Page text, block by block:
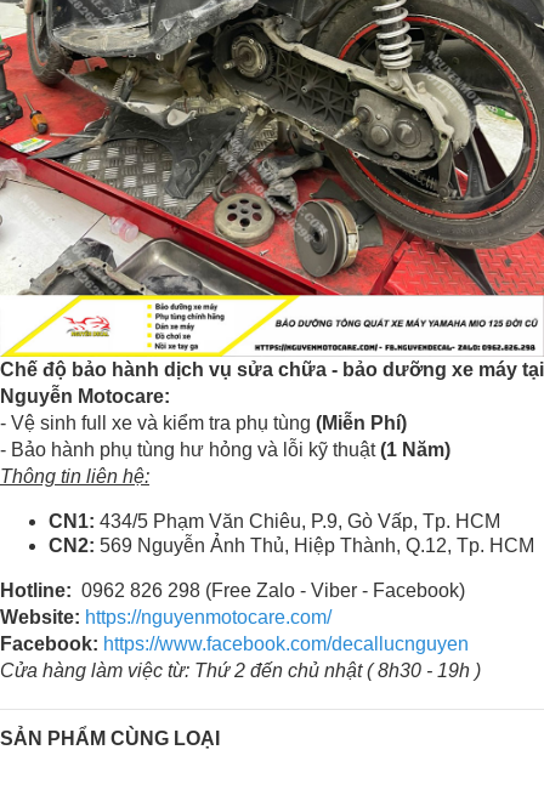
Chế độ bảo hành dịch vụ sửa chữa - bảo dưỡng xe máy tại
Nguyễn Motocare:
- Vệ sinh full xe và kiểm tra phụ tùng (Miễn Phí)
- Bảo hành phụ tùng hư hỏng và lỗi kỹ thuật(1 Năm)
Thông tin liên hệ:
CN1: 434/5 Phạm Văn Chiêu, P.9, Gò Vấp, Tp. HCM
CN2: 569 Nguyễn Ảnh Thủ, Hiệp Thành, Q.12, Tp. HCM
Hotline: 0962 826 298 (Free Zalo - Viber - Facebook)
Website: https://nguyenmotocare.com/
Facebook: https://www.facebook.com/decallucnguyen
Cửa hàng làm việc từ: Thứ 2 đến chủ nhật ( 8h30 - 19h )
SẢN PHẨM CÙNG LOẠI